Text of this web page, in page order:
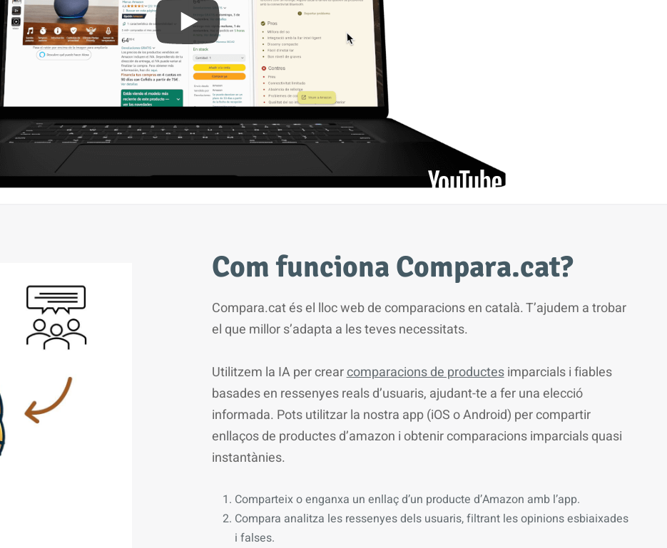
Com funciona Compara.cat?
Compara.cat és el lloc web de comparacions en català. T’ajudem a trobar
el que millor s’adapta a les teves necessitats.
Utilitzem la IA per crearcomparacions de productesimparcials i fiables
basades en ressenyes reals d’usuaris, ajudant-te a fer una elecció
informada. Pots utilitzar la nostra app (iOS o Android) per compartir
enllaços de productes d’amazon i obtenir comparacions imparcials quasi
instantànies.
Comparteix o enganxa un enllaç d’un producte d’Amazon amb l’app.
Compara analitza les ressenyes dels usuaris, filtrant les opinions esbiaixades
i falses.